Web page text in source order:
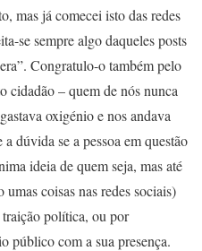
mas já comecei isto das redes
se sempre algo daqueles posts
Congratulo-o também pelo
cidadão – quem de nós nunca
oxigénio e nos andava
dúvida se a pessoa em questão
ideia de quem seja, mas até
coisas nas redes sociais)
política, ou por
público com a sua presença.